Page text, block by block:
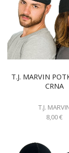
T.J. MARVIN
CRNA
T.J.
8,00€